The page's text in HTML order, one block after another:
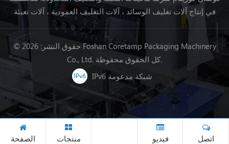
في إنتاج آلات تغليف الوسائد ، آلات التغليف العمودية ، آلات تعبئة
خط تجهيز الأغذية ، آلات تغليف الخضروات ، آلات التعبئة والتغليف ،
© حقوق النشر: 2026 Foshan Coretamp Packaging Machinery
Co., Ltd. كل الحقوق محفوظة.
IPv6 شبكة مدعومة
الصفحة منتجات فيديو اتصل